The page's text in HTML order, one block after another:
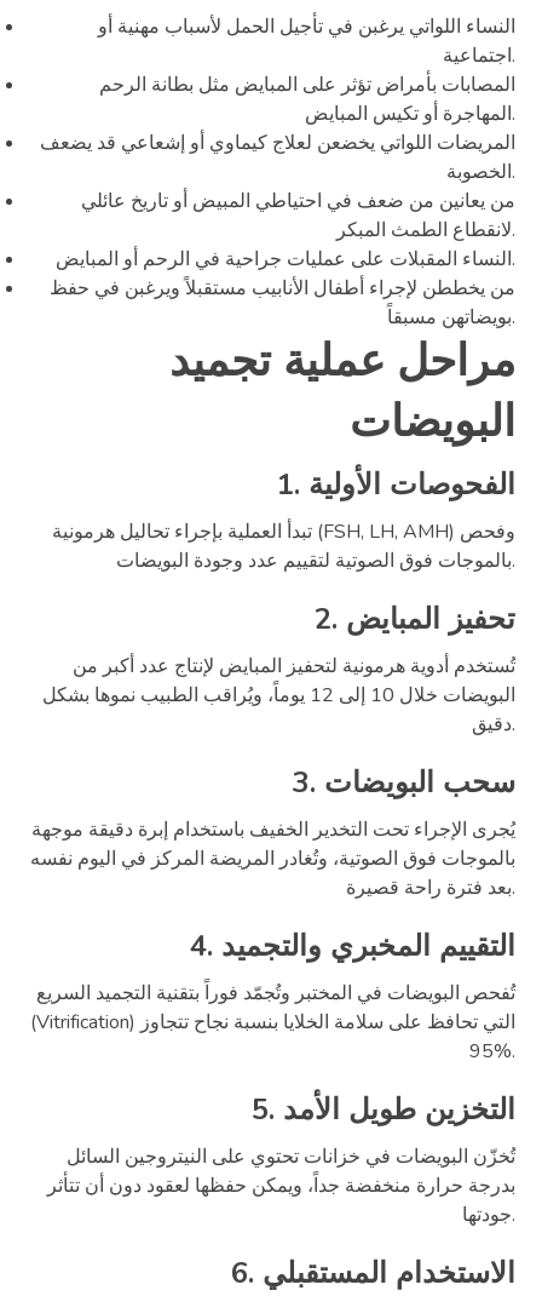
النساء اللواتي يرغبن في تأجيل الحمل لأسباب مهنية أو
اجتماعية.
المصابات بأمراض تؤثر على المبايض مثل بطانة الرحم
المهاجرة أو تكيس المبايض.
المريضات اللواتي يخضعن لعلاج كيماوي أو إشعاعي قد يضعف
الخصوبة.
من يعانين من ضعف في احتياطي المبيض أو تاريخ عائلي
لانقطاع الطمث المبكر.
النساء المقبلات على عمليات جراحية في الرحم أو المبايض.
من يخططن لإجراء أطفال الأنابيب مستقبلاً ويرغبن في حفظ
بويضاتهن مسبقاً.
مراحل عملية تجميد
البويضات
1. الفحوصات الأولية
تبدأ العملية بإجراء تحاليل هرمونية (FSH, LH, AMH) وفحص
بالموجات فوق الصوتية لتقييم عدد وجودة البويضات.
2. تحفيز المبايض
تُستخدم أدوية هرمونية لتحفيز المبايض لإنتاج عدد أكبر من
البويضات خلال 10 إلى 12 يوماً، ويُراقب الطبيب نموها بشكل
دقيق.
3. سحب البويضات
يُجرى الإجراء تحت التخدير الخفيف باستخدام إبرة دقيقة موجهة
بالموجات فوق الصوتية، وتُغادر المريضة المركز في اليوم نفسه
بعد فترة راحة قصيرة.
4. التقييم المخبري والتجميد
تُفحص البويضات في المختبر وتُجمّد فوراً بتقنية التجميد السريع
(Vitrification) التي تحافظ على سلامة الخلايا بنسبة نجاح تتجاوز
95%.
5. التخزين طويل الأمد
تُخزّن البويضات في خزانات تحتوي على النيتروجين السائل
بدرجة حرارة منخفضة جداً، ويمكن حفظها لعقود دون أن تتأثر
جودتها.
6. الاستخدام المستقبلي